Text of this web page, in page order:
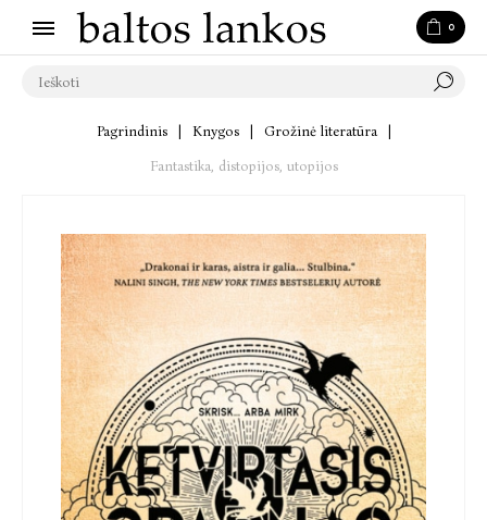
0
Pagrindinis Knygos Grožinė literatūra
Fantastika, distopijos, utopijos